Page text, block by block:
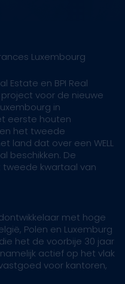
Luxembourg
Estate en BPI Real
voor de nieuwe
in
eerste houten
het tweede
land dat over een WELL
beschikken. De
kwartaal van
met hoge
Polen en Luxemburg
het de voorbije 30 jaar
actief op het vlak
voor kantoren,